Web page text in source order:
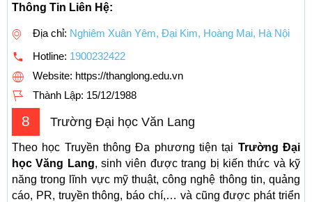
Thông Tin Liên Hệ:
Địa chỉ: Nghiêm Xuân Yêm, Đại Kim, Hoàng Mai, Hà Nội
Hotline: 1900232422
Website: https://thanglong.edu.vn
Thành Lập: 15/12/1988
8 Trường Đại học Văn Lang
Theo học Truyền thông Đa phương tiện tại Trường Đại
học Văng Lang, sinh viên được trang bị kiến thức và kỹ
năng trong lĩnh vực mỹ thuật, công nghệ thông tin, quảng
cáo, PR, truyền thông, báo chí,… và cũng được phát triển